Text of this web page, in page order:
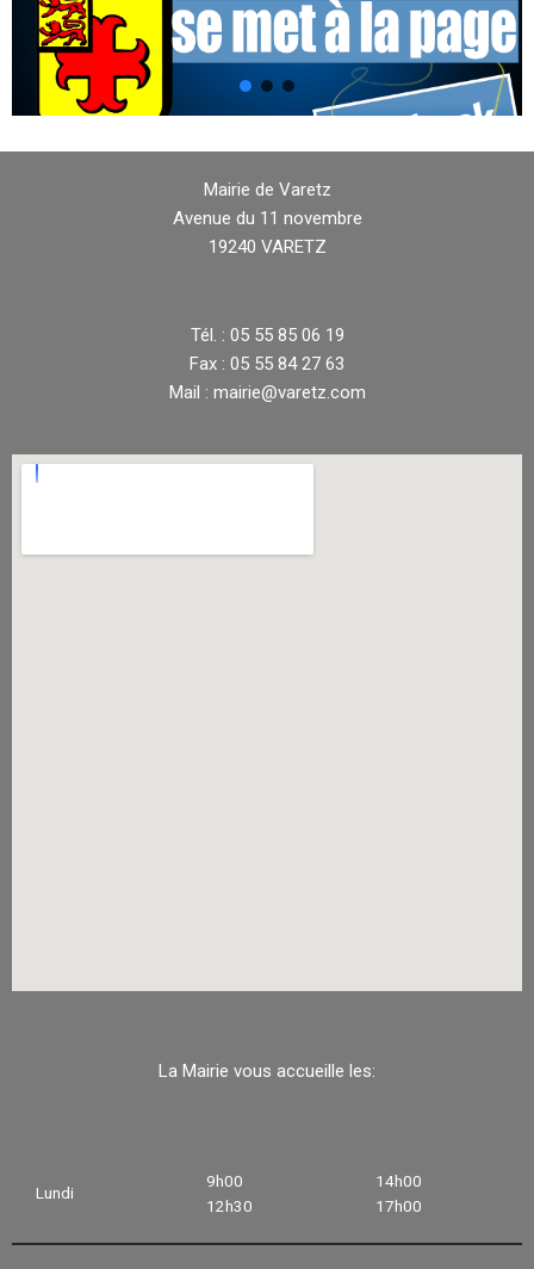
Mairie de Varetz
Avenue du 11 novembre
19240 VARETZ
Tél. : 05 55 85 06 19
Fax : 05 55 84 27 63
Mail : mairie@varetz.com
La Mairie vous accueille les:
Lundi
9h00
12h30
14h00
17h00